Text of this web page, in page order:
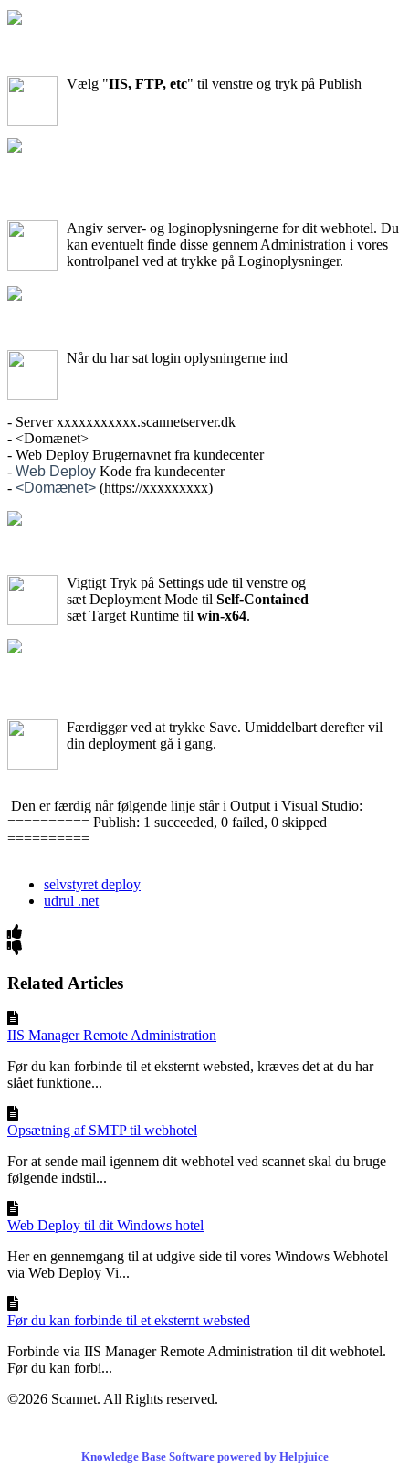
Vælg "IIS, FTP, etc" til venstre og tryk på Publish
Angiv server- og loginoplysningerne for dit webhotel. Du
kan eventuelt finde disse gennem Administration i vores
kontrolpanel ved at trykke på Loginoplysninger.
Når du har sat login oplysningerne ind
- Server xxxxxxxxxxx.scannetserver.dk
- <Domænet>
- Web Deploy Brugernavnet fra kundecenter
- Web Deploy Kode fra kundecenter
- <Domænet> (https://xxxxxxxxx)
Vigtigt Tryk på Settings ude til venstre og
sæt Deployment Mode til Self-Contained
sæt Target Runtime til win-x64.
Færdiggør ved at trykke Save. Umiddelbart derefter vil
din deployment gå i gang.
Den er færdig når følgende linje står i Output i Visual Studio:
========== Publish: 1 succeeded, 0 failed, 0 skipped
==========
selvstyret deploy
udrul .net
Related Articles
IIS Manager Remote Administration
Før du kan forbinde til et eksternt websted, kræves det at du har
slået funktione...
Opsætning af SMTP til webhotel
For at sende mail igennem dit webhotel ved scannet skal du bruge
følgende indstil...
Web Deploy til dit Windows hotel
Her en gennemgang til at udgive side til vores Windows Webhotel
via Web Deploy Vi...
Før du kan forbinde til et eksternt websted
Forbinde via IIS Manager Remote Administration til dit webhotel.
Før du kan forbi...
©2026 Scannet. All Rights reserved.
Knowledge Base Software powered by Helpjuice